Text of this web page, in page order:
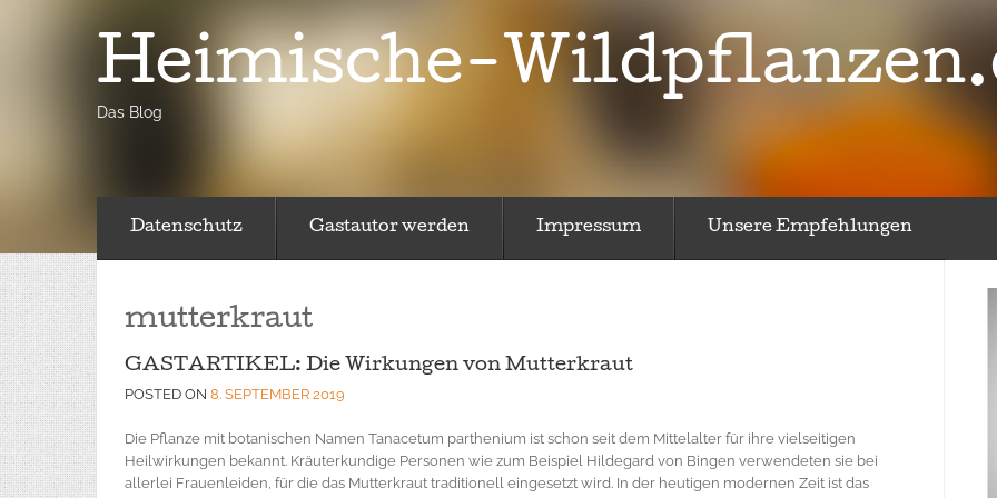
Heimische-
Das Blog
Datenschutz Gastautor werden Impressum Unsere Empfehlungen
mutterkraut
GASTARTIKEL: Die Wirkungen von Mutterkraut
POSTED ON 8. SEPTEMBER 2019
Die Pflanze mit botanischen Namen Tanacetum parthenium ist schon seit dem Mittelalter für ihre vielseitigen
Heilwirkungen bekannt. Kräuterkundige Personen wie zum Beispiel Hildegard von Bingen verwendeten sie bei
allerlei Frauenleiden, für die das Mutterkraut traditionell eingesetzt wird. In der heutigen modernen Zeit ist das